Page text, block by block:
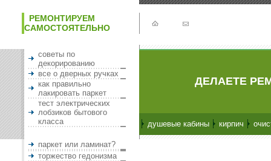
РЕМОНТИРУЕМ
САМОСТОЯТЕЛЬНО
советы по
декорированию
все о дверных ручках
как правильно
лакировать паркет
тест электрических
лобзиков бытового
класса
ДЕЛАЕТЕ
душевые кабины кирпич
паркет или ламинат?
торжество гедонизма